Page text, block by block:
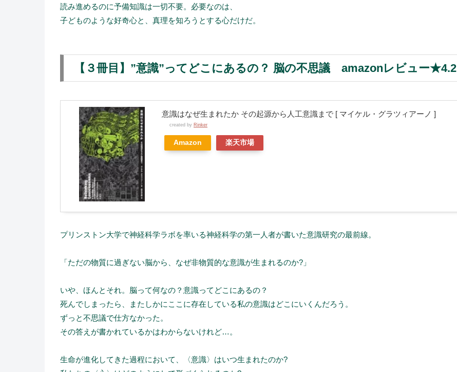
読み進めるのに予備知識は一切不要。必要なのは、
子どものような好奇心と、真理を知ろうとする心だけだ。
【３冊目】”意識”ってどこにあるの？ 脳の不思議 amazonレビュー★4.2
意識はなぜ生まれたか その起源から人工意識まで [ マイケル・グラツィアーノ ]
created by Rinker
Amazon 楽天市場
プリンストン大学で神経科学ラボを率いる神経科学の第一人者が書いた意識研究の最前線。
「ただの物質に過ぎない脳から、なぜ非物質的な意識が生まれるのか?」
いや、ほんとそれ。脳って何なの？意識ってどこにあるの？
死んでしまったら、またしかにここに存在している私の意識はどこにいくんだろう。
ずっと不思議で仕方なかった。
その答えが書かれているかはわからないけれど…。
生命が進化してきた過程において、〈意識〉はいつ生まれたのか?